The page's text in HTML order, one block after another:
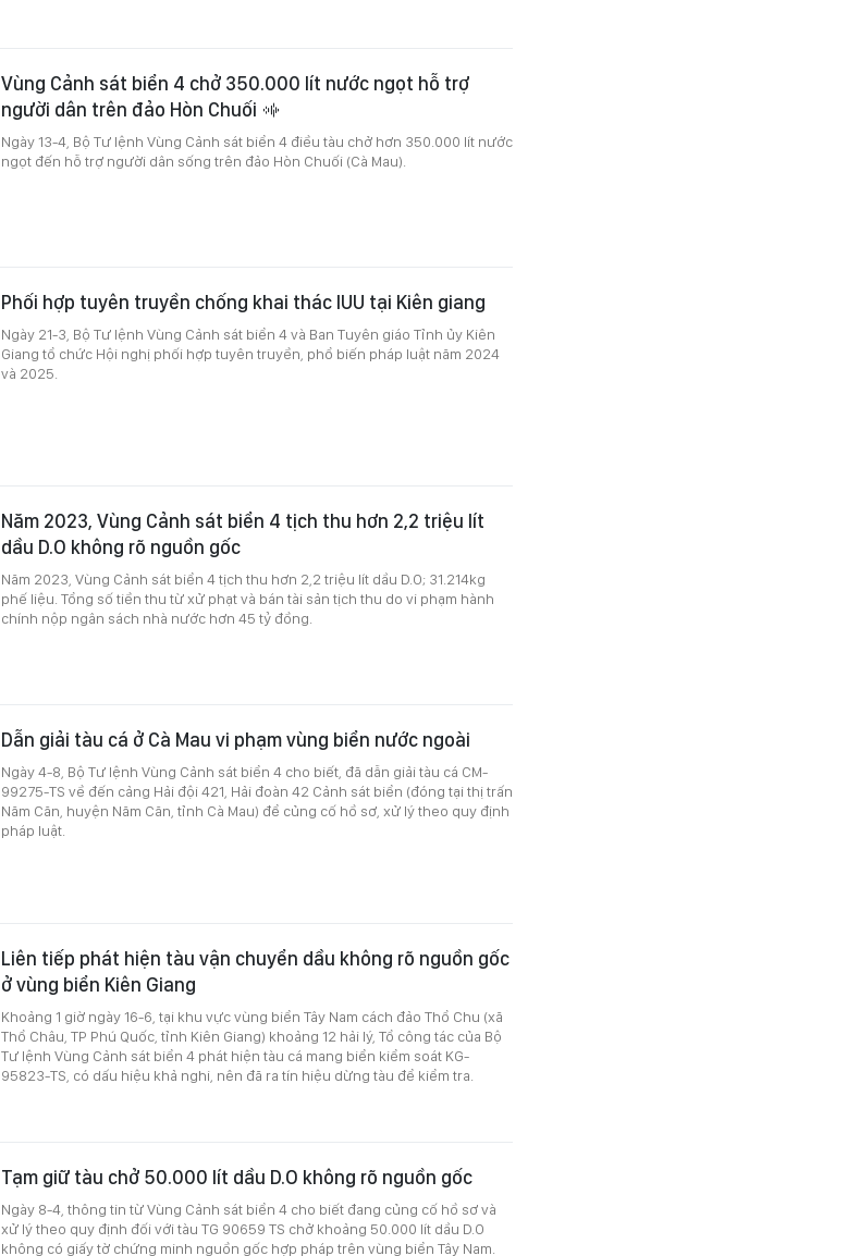
Vùng Cảnh sát biển 4 chở 350.000 lít nước ngọt hỗ trợ
người dân trên đảo Hòn Chuối
Ngày 13-4, Bộ Tư lệnh Vùng Cảnh sát biển 4 điều tàu chở hơn 350.000 lít nước
ngọt đến hỗ trợ người dân sống trên đảo Hòn Chuối (Cà Mau).
Phối hợp tuyên truyền chống khai thác IUU tại Kiên giang
Ngày 21-3, Bộ Tư lệnh Vùng Cảnh sát biển 4 và Ban Tuyên giáo Tỉnh ủy Kiên
Giang tổ chức Hội nghị phối hợp tuyên truyền, phổ biến pháp luật năm 2024
và 2025.
Năm 2023, Vùng Cảnh sát biển 4 tịch thu hơn 2,2 triệu lít
dầu D.O không rõ nguồn gốc
Năm 2023, Vùng Cảnh sát biển 4 tịch thu hơn 2,2 triệu lít dầu D.O; 31.214kg
phế liệu. Tổng số tiền thu từ xử phạt và bán tài sản tịch thu do vi phạm hành
chính nộp ngân sách nhà nước hơn 45 tỷ đồng.
Dẫn giải tàu cá ở Cà Mau vi phạm vùng biển nước ngoài
Ngày 4-8, Bộ Tư lệnh Vùng Cảnh sát biển 4 cho biết, đã dẫn giải tàu cá CM-
99275-TS về đến cảng Hải đội 421, Hải đoàn 42 Cảnh sát biển (đóng tại thị trấn
Năm Căn, huyện Năm Căn, tỉnh Cà Mau) để củng cố hồ sơ, xử lý theo quy định
pháp luật.
Liên tiếp phát hiện tàu vận chuyển dầu không rõ nguồn gốc
ở vùng biển Kiên Giang
Khoảng 1 giờ ngày 16-6, tại khu vực vùng biển Tây Nam cách đảo Thổ Chu (xã
Thổ Châu, TP Phú Quốc, tỉnh Kiên Giang) khoảng 12 hải lý, Tổ công tác của Bộ
Tư lệnh Vùng Cảnh sát biển 4 phát hiện tàu cá mang biển kiểm soát KG-
95823-TS, có dấu hiệu khả nghi, nên đã ra tín hiệu dừng tàu để kiểm tra.
Tạm giữ tàu chở 50.000 lít dầu D.O không rõ nguồn gốc
Ngày 8-4, thông tin từ Vùng Cảnh sát biển 4 cho biết đang củng cố hồ sơ và
xử lý theo quy định đối với tàu TG 90659 TS chở khoảng 50.000 lít dầu D.O
không có giấy tờ chứng minh nguồn gốc hợp pháp trên vùng biển Tây Nam.